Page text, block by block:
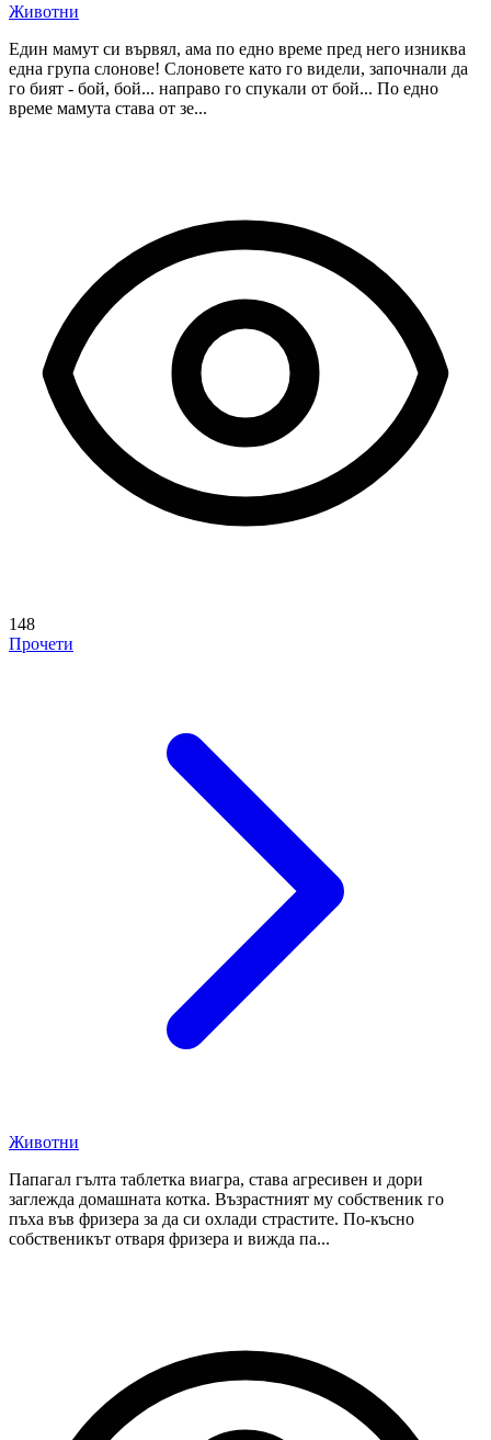
Животни
Един мамут си вървял, ама по едно време пред него изниква
една група слонове! Слоновете като го видели, започнали да
го бият - бой, бой... направо го спукали от бой... По едно
време мамута става от зе...
148
Прочети
Животни
Папагал гълта таблетка виагра, става агресивен и дори
заглежда домашната котка. Възрастният му собственик го
пъха във фризера за да си охлади страстите. По-късно
собственикът отваря фризера и вижда па...